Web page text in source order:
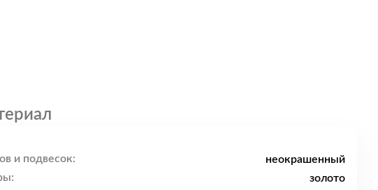
и подвесок:
неокрашенный
золото